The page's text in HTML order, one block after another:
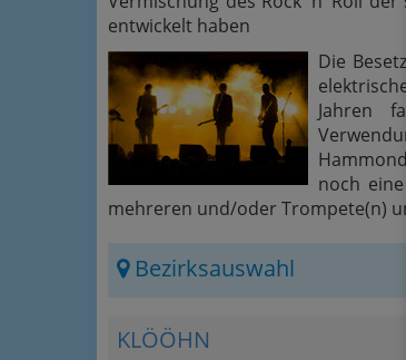
entwickelt haben
Die
Jahren
noch
mehreren und/oder Trompete(n)
Bezirksauswahl
KLÖÖHN